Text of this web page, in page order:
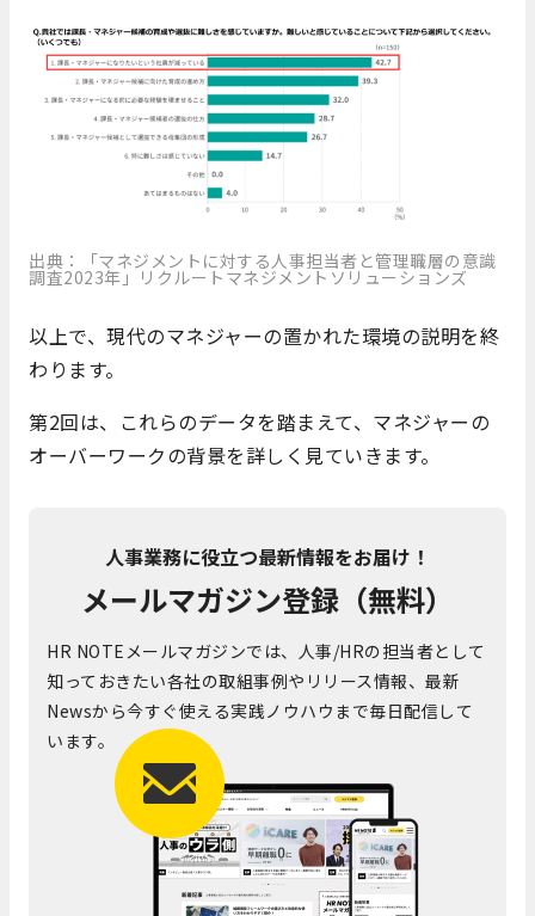
出典：「マネジメントに対する人事担当者と管理職層の意識
調査2023年」リクルートマネジメントソリューションズ
以上で、現代のマネジャーの置かれた環境の説明を終
わります。
第2回は、これらのデータを踏まえて、マネジャーの
オーバーワークの背景を詳しく見ていきます。
人事業務に役立つ最新情報をお届け！
メールマガジン登録（無料）
HR NOTEメールマガジンでは、人事/HRの担当者として
知っておきたい各社の取組事例やリリース情報、最新
Newsから今すぐ使える実践ノウハウまで毎日配信して
います。